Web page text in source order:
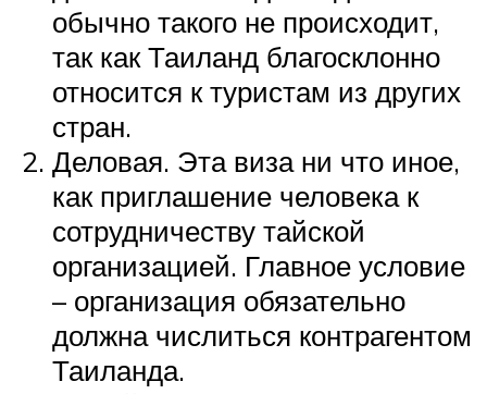
обычно такого не происходит,
так как Таиланд благосклонно
относится к туристам из других
стран.
Деловая. Эта виза ни что иное,
как приглашение человека к
сотрудничеству тайской
организацией. Главное условие
– организация обязательно
должна числиться контрагентом
Таиланда.